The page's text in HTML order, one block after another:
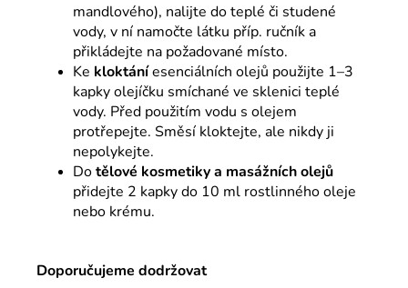
mandlového), nalijte do teplé či studené
vody, v ní namočte látku příp. ručník a
přikládejte na požadované místo.
Ke kloktáníesenciálních olejů použijte 1–3
kapky olejíčku smíchané ve sklenici teplé
vody. Před použitím vodu s olejem
protřepejte. Směsí kloktejte, ale nikdy ji
nepolykejte.
Dotělové kosmetiky a masážních olejů
přidejte 2 kapky do 10 ml rostlinného oleje
nebo krému.
Doporučujeme dodržovat